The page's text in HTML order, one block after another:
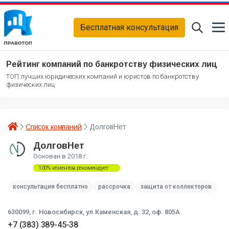
Бесплатная консультация
Рейтинг компаний по банкротству физических лиц
ТОП лучших юридических компаний и юристов по банкротству
физических лиц
Список компаний ДолговНет
ДолговНет
Основан в 2018 г.
100% клиентов рекомендует
консультация бесплатно рассрочка защита от коллекторов
630099, г. Новосибирск, ул.Каменская, д. 32, оф. 805А
+7 (383) 389-45-38